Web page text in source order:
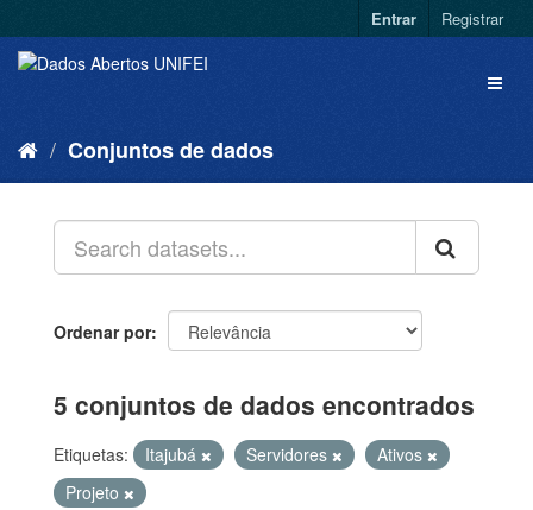
Entrar Registrar
Conjuntos de dados
Ordenar por
5 conjuntos de dados encontrados
Etiquetas: Itajubá Servidores
Ativos
Projeto